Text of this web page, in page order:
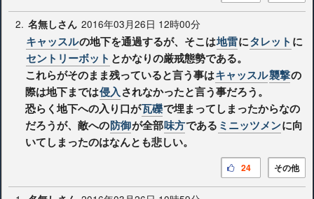
2. 名無しさん 2016年03月26日 12時00分
キャッスルの地下を通過するが、そこは地雷にタレット に
セントリーボット とかなりの厳戒態勢である。
これらがそのまま残っていると言う事はキャッスル襲撃の
際は地下までは侵入されなかったと言う事だろう。
恐らく地下への入り口が瓦礫で埋まってしまったからなの
だろうが、敵への防御が全部味方である ミニッツメンに向
いてしまったのはなんとも悲しい。
その他
24